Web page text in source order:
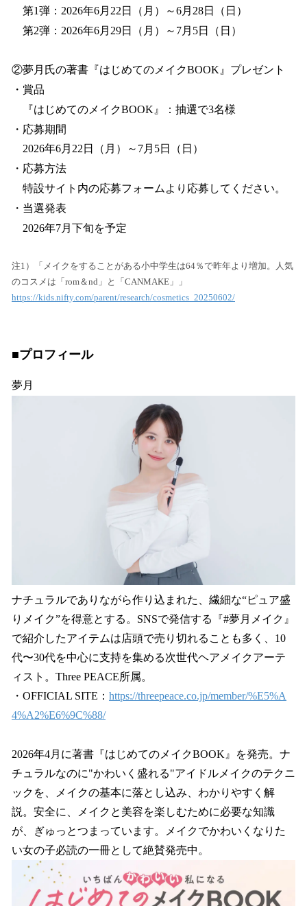
第1弾：2026年6月22日（月）～6月28日（日）
第2弾：2026年6月29日（月）～7月5日（日）
②夢月氏の著書『はじめてのメイクBOOK』プレゼント
・賞品
『はじめてのメイクBOOK』：抽選で3名様
・応募期間
2026年6月22日（月）～7月5日（日）
・応募方法
特設サイト内の応募フォームより応募してください。
・当選発表
2026年7月下旬を予定
注1）「メイクをすることがある小中学生は64％で昨年より増加。人気
のコスメは「rom＆nd」と「CANMAKE」」
https://kids.nifty.com/parent/research/cosmetics_20250602/
■プロフィール
夢月
ナチュラルでありながら作り込まれた、繊細な“ピュア盛
りメイク”を得意とする。SNSで発信する『#夢月メイク』
で紹介したアイテムは店頭で売り切れることも多く、10
代〜30代を中心に支持を集める次世代ヘアメイクアーテ
ィスト。Three PEACE所属。
・OFFICIAL SITE： https://threepeace.co.jp/member/%E5%A
4%A2%E6%9C%88/
2026年4月に著書『はじめてのメイクBOOK』を発売。ナ
チュラルなのに"かわいく盛れる"アイドルメイクのテクニ
ックを、メイクの基本に落とし込み、わかりやすく解
説。安全に、メイクと美容を楽しむために必要な知識
が、ぎゅっとつまっています。メイクでかわいくなりた
い女の子必読の一冊として絶賛発売中。